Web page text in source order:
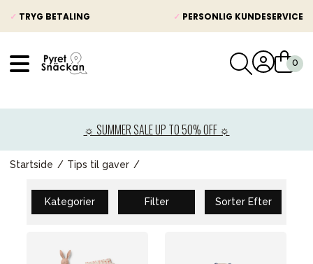
✓ TRYG BETALING ✓ PERSONLIG KUNDESERVICE
☼ SUMMER SALE UP TO 50% OFF ☼
Startside Tips til gaver
Kategorier Filter Sorter Efter
Barnevogne
Autostole
Babypakke
Baby